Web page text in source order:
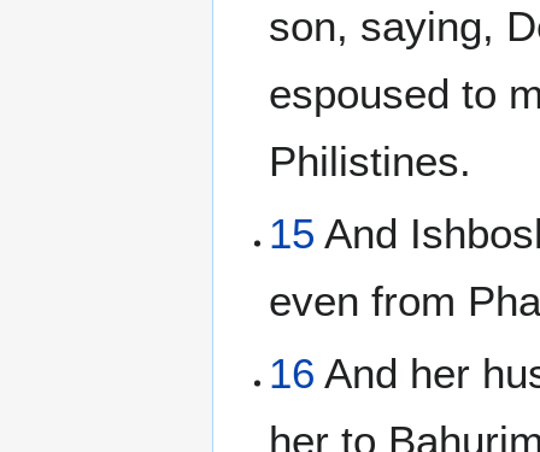
son, saying,
espoused to
Philistines.
15 And
even from
16 And her
her to